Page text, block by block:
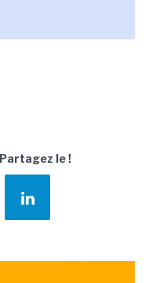
Partagez le !